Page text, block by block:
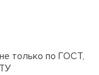
только по ГОСТ,